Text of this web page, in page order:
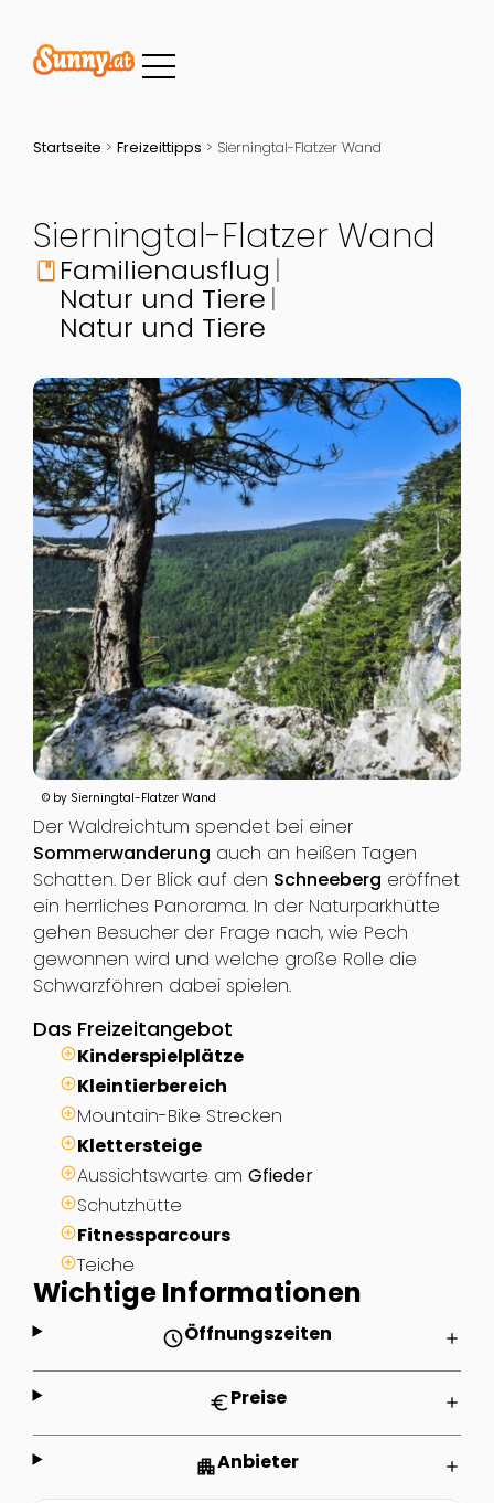
Startseite > Freizeittipps > Sierningtal-Flatzer Wand
Sierningtal-Flatzer Wand
book Familienausflug
Natur und Tiere
Natur und Tiere
© by Sierningtal-Flatzer Wand
Der Waldreichtum spendet bei einer
Sommerwanderung auch an heißen Tagen
Schatten. Der Blick auf den Schneeberg eröffnet
ein herrliches Panorama. In der Naturparkhütte
gehen Besucher der Frage nach, wie Pech
gewonnen wird und welche große Rolle die
Schwarzföhren dabei spielen.
Das Freizeitangebot
Kinderspielplätze
Kleintierbereich
Mountain-Bike Strecken
Klettersteige
Aussichtswarte am Gfieder
Schutzhütte
Fitnessparcours
Teiche
Wichtige Informationen
scheduleÖffnungszeiten add
euroPreise add
apartmentAnbieter add